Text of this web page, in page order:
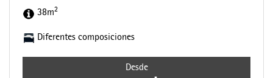
38m2
Diferentes composiciones
Desde